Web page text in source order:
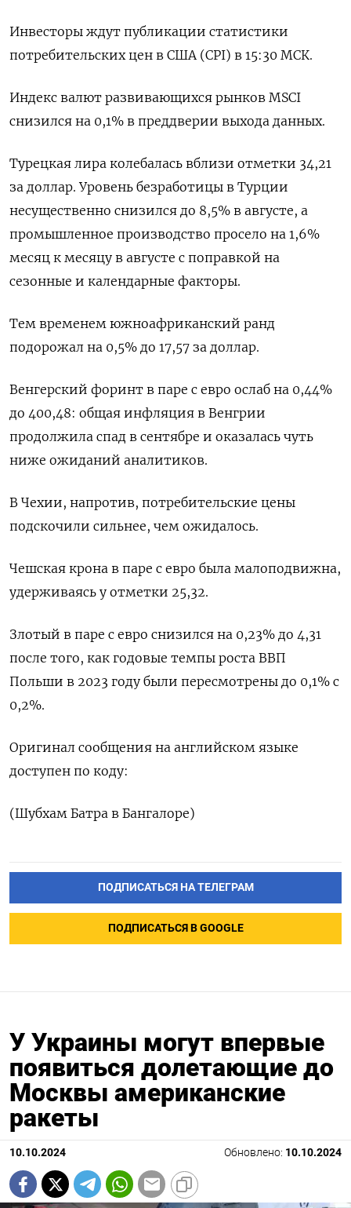
Инвесторы ждут публикации статистики
потребительских цен в США (CPI) в 15:30 МСК.
Индекс валют развивающихся рынков MSCI
снизился на 0,1% в преддверии выхода данных.
Турецкая лира колебалась вблизи отметки 34,21
за доллар. Уровень безработицы в Турции
несущественно снизился до 8,5% в августе, а
промышленное производство просело на 1,6%
месяц к месяцу в августе с поправкой на
сезонные и календарные факторы.
Тем временем южноафриканский ранд
подорожал на 0,5% до 17,57 за доллар.
Венгерский форинт в паре с евро ослаб на 0,44%
до 400,48: общая инфляция в Венгрии
продолжила спад в сентябре и оказалась чуть
ниже ожиданий аналитиков.
В Чехии, напротив, потребительские цены
подскочили сильнее, чем ожидалось.
Чешская крона в паре с евро была малоподвижна,
удерживаясь у отметки 25,32.
Злотый в паре с евро снизился на 0,23% до 4,31
после того, как годовые темпы роста ВВП
Польши в 2023 году были пересмотрены до 0,1% с
0,2%.
Оригинал сообщения на английском языке
доступен по коду:
(Шубхам Батра в Бангалоре)
ПОДПИСАТЬСЯ НА ТЕЛЕГРАМ
ПОДПИСАТЬСЯ В GOOGLE
У Украины могут впервые
появиться долетающие до
Москвы американские
ракеты
10.10.2024 Обновлено: 10.10.2024